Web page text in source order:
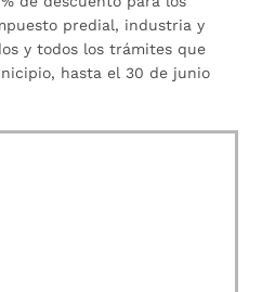
predial, industria y
y todos los trámites que
hasta el 30 de junio